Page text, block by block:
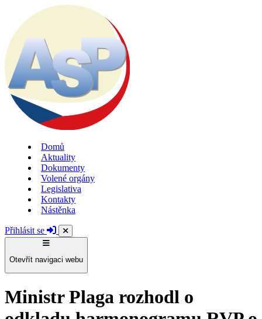
Domů
Aktuality
Dokumenty
Volené orgány
Legislativa
Kontakty
Nástěnka
Přihlásit se
Otevřít navigaci webu
Ministr Plaga rozhodl o